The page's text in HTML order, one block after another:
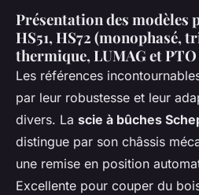
Présentation des modèles
HS51, HS72 (monophasé,
thermique, LUMAG et PTO
Les références
par leur robustesse et leur
divers. La scie à bûches
distingue par son châssis
une remise en position
Excellente pour couper du